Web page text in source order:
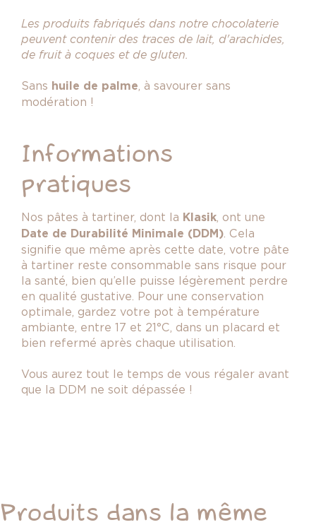
Les produits fabriqués dans notre chocolaterie
peuvent contenir des traces de lait, d'arachides,
de fruit à coques et de gluten.
Sans huile de palme , à savourer sans
modération !
Informations
pratiques
Nos pâtes à tartiner, dont la Klasik , ont une
Date de Durabilité Minimale (DDM) . Cela
signifie que même après cette date, votre pâte
à tartiner reste consommable sans risque pour
la santé, bien qu’elle puisse légèrement perdre
en qualité gustative. Pour une conservation
optimale, gardez votre pot à température
ambiante, entre 17 et 21°C, dans un placard et
bien refermé après chaque utilisation.
Vous aurez tout le temps de vous régaler avant
que la DDM ne soit dépassée !
Produits dans la même